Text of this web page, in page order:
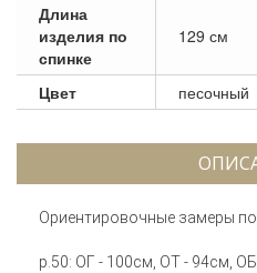
Длина
изделия по
спинке
129 см
Цвет песочный
Ориентировочные замеры
р.50: ОГ - 100см, ОТ - 94см,